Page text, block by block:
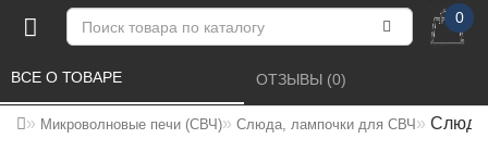
0
Микроволновые печи (СВЧ) Слюда, лампочки для СВЧ Слюда
ВСЕ О ТОВАРЕ ОТЗЫВЫ (0)